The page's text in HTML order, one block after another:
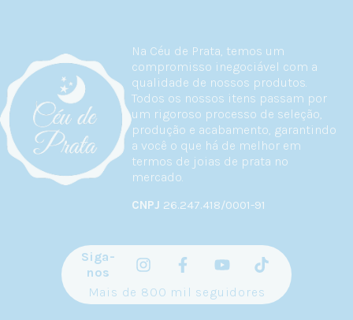
Na Céu de Prata, temos um
compromisso inegociável com a
qualidade de nossos produtos.
Todos os nossos itens passam por
um rigoroso processo de seleção,
produção e acabamento, garantindo
a você o que há de melhor em
termos de joias de prata no
mercado.
CNPJ 26.247.418/0001-91
Siga-
nos
Mais de 800 mil seguidores